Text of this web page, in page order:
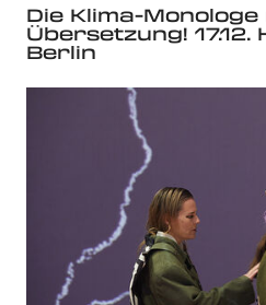
Die Klima-Monologe
Übersetzung! 17.12.
Berlin